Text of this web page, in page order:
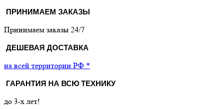
ПРИНИМАЕМ ЗАКАЗЫ
Принимаем заказы 24/7
ДЕШЕВАЯ ДОСТАВКА
на всей территории РФ *
ГАРАНТИЯ НА ВСЮ ТЕХНИКУ
до 3-х лет!